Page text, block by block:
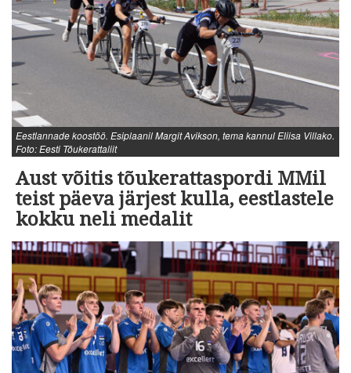
Eestlannade koostöö. Esiplaanil Margit Avikson, tema kannul Eliisa Villako.
Foto: Eesti Tõukerattaliit
Aust võitis tõukerattaspordi MMil
teist päeva järjest kulla, eestlastele
kokku neli medalit